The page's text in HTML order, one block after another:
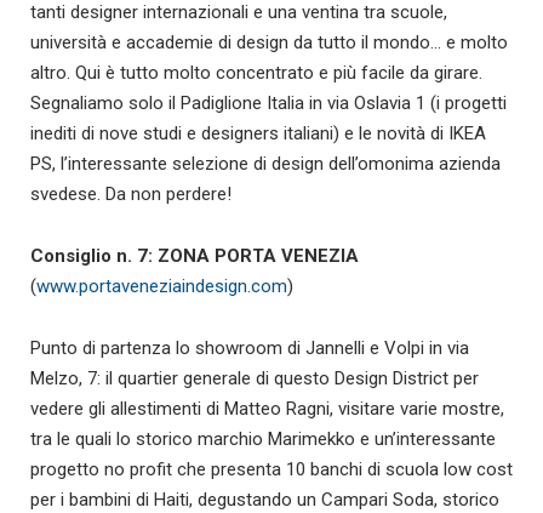
tanti designer internazionali e una ventina tra scuole,
università e accademie di design da tutto il mondo… e molto
altro. Qui è tutto molto concentrato e più facile da girare.
Segnaliamo solo il Padiglione Italia in via Oslavia 1 (i progetti
inediti di nove studi e designers italiani) e le novità di IKEA
PS, l’interessante selezione di design dell’omonima azienda
svedese. Da non perdere!
Consiglio n. 7: ZONA PORTA VENEZIA
(www.portaveneziaindesign.com)
Punto di partenza lo showroom di Jannelli e Volpi in via
Melzo, 7: il quartier generale di questo Design District per
vedere gli allestimenti di Matteo Ragni, visitare varie mostre,
tra le quali lo storico marchio Marimekko e un’interessante
progetto no profit che presenta 10 banchi di scuola low cost
per i bambini di Haiti, degustando un Campari Soda, storico